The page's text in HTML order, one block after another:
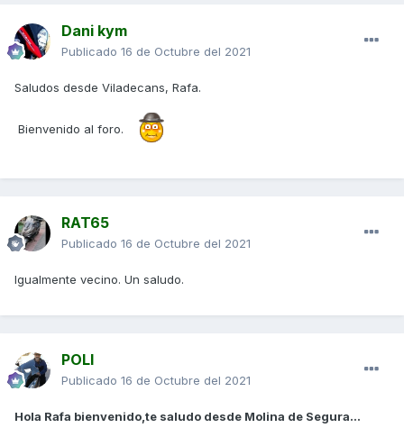
Dani kym
Publicado 16 de Octubre del 2021
Saludos desde Viladecans, Rafa.
Bienvenido al foro.
RAT65
Publicado 16 de Octubre del 2021
Igualmente vecino. Un saludo.
POLI
Publicado 16 de Octubre del 2021
Hola Rafa bienvenido,te saludo desde Molina de Segura...